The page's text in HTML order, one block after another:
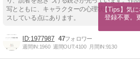
写とともに、キャラクターの心理状態や関係性
スしている点にあります。
1977987 47
週間IN:1960 週間OUT:4100 月間IN:9130
【Tips】気
登録不要。